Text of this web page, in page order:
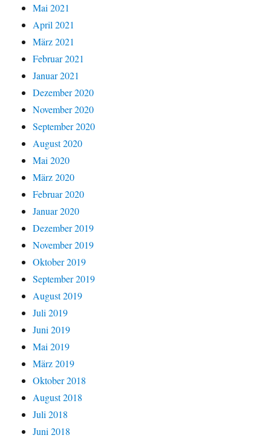
Mai 2021
April 2021
März 2021
Februar 2021
Januar 2021
Dezember 2020
November 2020
September 2020
August 2020
Mai 2020
März 2020
Februar 2020
Januar 2020
Dezember 2019
November 2019
Oktober 2019
September 2019
August 2019
Juli 2019
Juni 2019
Mai 2019
März 2019
Oktober 2018
August 2018
Juli 2018
Juni 2018